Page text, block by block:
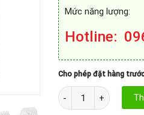
Mức năng
Hotline:
Cho phép đặt hàng
MÁY RỬA BÁT